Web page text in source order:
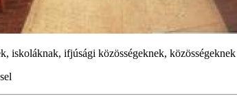
iskoláknak, ifjúsági közösségeknek, közösségeknek